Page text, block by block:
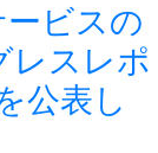
ビスの
レスレポ
公表し